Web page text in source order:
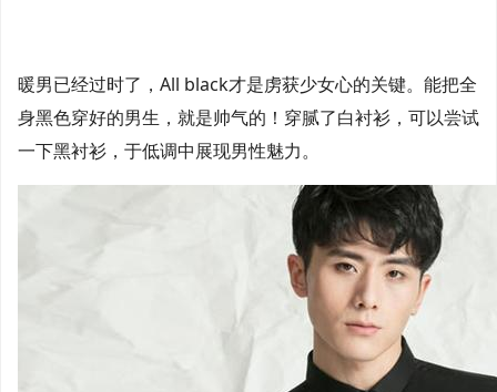
暖男已经过时了，All black才是虏获少女心的关键。能把全
身黑色穿好的男生，就是帅气的！穿腻了白衬衫，可以尝试
一下黑衬衫，于低调中展现男性魅力。